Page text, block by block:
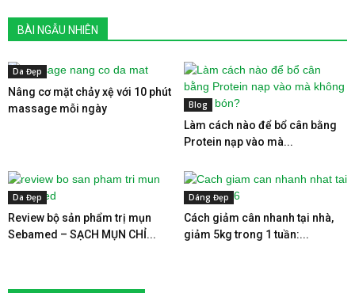
BÀI NGẪU NHIÊN
Da Đẹp
Nâng cơ mặt chảy xệ với 10 phút
massage mỗi ngày
Blog
Làm cách nào để bổ cân bằng
Protein nạp vào mà...
Da Đẹp
Review bộ sản phẩm trị mụn
Sebamed – SẠCH MỤN CHỈ...
Dáng Đẹp
Cách giảm cân nhanh tại nhà,
giảm 5kg trong 1 tuần:...